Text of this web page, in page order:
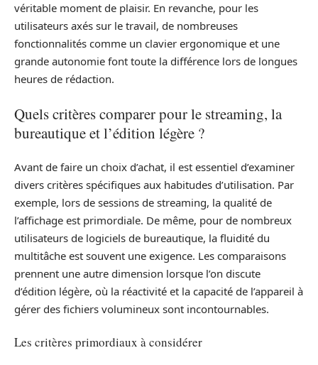
véritable moment de plaisir. En revanche, pour les
utilisateurs axés sur le travail, de nombreuses
fonctionnalités comme un clavier ergonomique et une
grande autonomie font toute la différence lors de longues
heures de rédaction.
Quels critères comparer pour le streaming, la
bureautique et l’édition légère ?
Avant de faire un choix d’achat, il est essentiel d’examiner
divers critères spécifiques aux habitudes d’utilisation. Par
exemple, lors de sessions de streaming, la qualité de
l’affichage est primordiale. De même, pour de nombreux
utilisateurs de logiciels de bureautique, la fluidité du
multitâche est souvent une exigence. Les comparaisons
prennent une autre dimension lorsque l’on discute
d’édition légère, où la réactivité et la capacité de l’appareil à
gérer des fichiers volumineux sont incontournables.
Les critères primordiaux à considérer